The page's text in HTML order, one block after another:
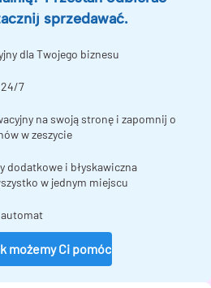
sprzedawać.
dla Twojego biznesu
24/7
na swoją stronę i zapomnij o
w zeszycie
dodatkowe i błyskawiczna
w jednym miejscu
możemy Ci pomóc